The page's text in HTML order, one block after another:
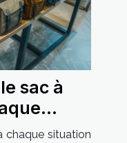
sac à
chaque situation